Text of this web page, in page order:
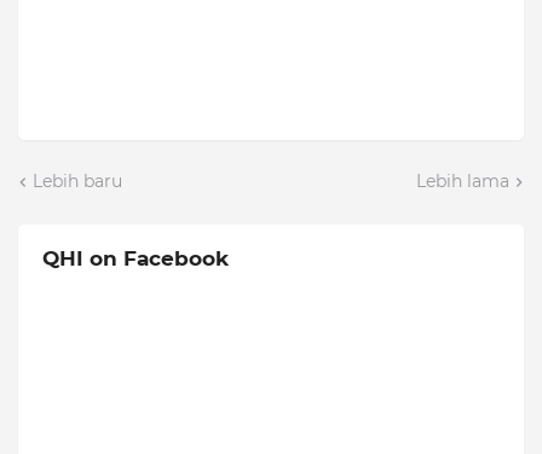
Lebih baru Lebih lama
QHI on Facebook